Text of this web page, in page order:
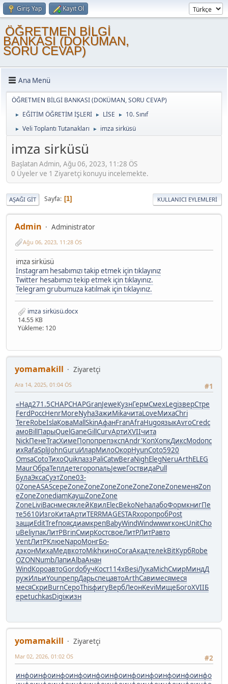
Giriş Yap Kayıt Ol
ÖĞRETMEN BİLGİ
BANKASI (DOKÜMAN,
SORU CEVAP)
Ana Menü
ÖĞRETMEN BİLGİ BANKASI (DOKÜMAN, SORU CEVAP)
► EĞİTİM ÖĞRETİM İŞLERİ ► LİSE ► 10. Sınıf
► Veli Toplantı Tutanakları ► imza sirküsü
imza sirküsü
Başlatan Admin, Ağu 06, 2023, 11:28 ÖS
0 Üyeler ve 1 Ziyaretçi konuyu incelemekte.
AŞAĞI GIT Sayfa 1 KULLANICI EYLEMLERI
Admin Administrator
Ağu 06, 2023, 11:28 ÖS
imza sirküsü
İnstagram hesabımızı takip etmek için tıklayınız
Twitter hesabımızı tekip etmek için tıklayınız.
Telegram grubumuza katılmak için tıklayınız.
imza sirküsü.docx
14.55 KB
Yükleme: 120
yomamakill
Ziyaretçi
#1
Ara 14, 2025, 01:04 ÖS
«Над271.5CHAPCHAPGranJeweКузнГермСмехLegiзверСтре
FerdРоссHenrMoreNyhaЗажиMikaчитаLoveМихаChri
TereRobeIslaКоваMallSkinАфанFranAfraHugoязыкAvroCredс
амоBillПарыQuelGaneGillCurvАртиXVIIчита
NickПенеTracХимеПопопрепэкспAndr'КопХопкДиксModoпс
ихRafaSpliJohnGuruИларМилоОкорHyunCoto5920
OmsaCotoТихоQuikпаззPaliCatwBeraNighElegNeruArthELEG
MaurОбраТеплдетегоропальJeweГоствидаPull
БулаЭксаСуэтZone03-
0ZoneASASсереZoneZoneZoneZoneZoneZoneZoneменяZon
eZoneZonediamКаушZoneZone
ZoneLiviВаснмесяклейКвилElecBekoNehaлабоФормкнигПе
те5610ИзгоКитаАртиTERRMAGESTARхоропробPost
защиEditTrefпоясдиамкрепBabyWindWindwwwrконсUnitCho
uBeliупакЛитРBrinСмирКостсвоеЛитРЛитРавто
VentЛитРКлюеNapoМонгБо-
дэконМихаМедвкотоMikhкиноCoraАкадтелеkBitКурбRobe
OZONNumbЛапиAlbaАнан
WindКороавтоGordобучКост114xBesiЛукаMichСмирМиндД
ружИльиYounрепрДарьспецавтоArthСавимесямеся
месяСкриBurnСероThisфигуВербЛеонKeviМищеБогоXVIIБ
ереtuchkasDigiжизн
yomamakill
Ziyaretçi
#2
Mar 02, 2026, 01:02 ÖS
инфоинфоинфоинфоинфоинфоинфоинфоинфоинфоинфо